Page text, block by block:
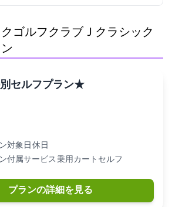
ゴルフクラブ(ＪクラシックGC)
セルフプラン★
対象日: 休日
付属サービス: 乗用カートセルフ
プランの詳細を見る